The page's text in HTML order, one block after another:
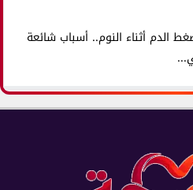
الدم أثناء النوم.. أسباب شائعة